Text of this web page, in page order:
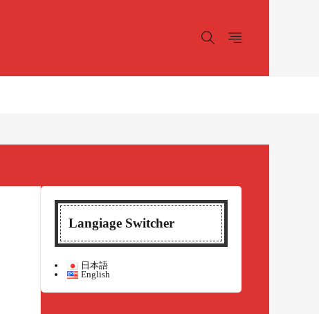
Langiage Switcher
日本語
English